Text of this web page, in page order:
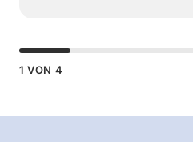
1 VON 4